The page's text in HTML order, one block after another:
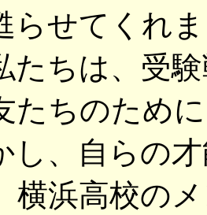
らせてくれ
たちは、受
たちのため
し、自らの
横浜高校の